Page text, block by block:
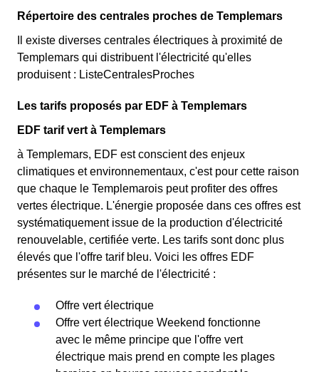
Répertoire des centrales proches de Templemars
Il existe diverses centrales électriques à proximité de
Templemars qui distribuent l'électricité qu'elles
produisent : ListeCentralesProches
Les tarifs proposés par EDF à Templemars
EDF tarif vert à Templemars
à Templemars, EDF est conscient des enjeux
climatiques et environnementaux, c'est pour cette raison
que chaque le Templemarois peut profiter des offres
vertes électrique. L'énergie proposée dans ces offres est
systématiquement issue de la production d'électricité
renouvelable, certifiée verte. Les tarifs sont donc plus
élevés que l'offre tarif bleu. Voici les offres EDF
présentes sur le marché de l'électricité :
Offre vert électrique
Offre vert électrique Weekend fonctionne
avec le même principe que l'offre vert
électrique mais prend en compte les plages